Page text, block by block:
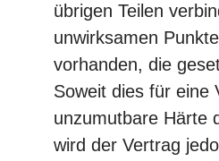
übrigen Teilen
unwirksamen
vorhanden, die
Soweit dies für eine
unzumutbare Härte
wird der Vertrag